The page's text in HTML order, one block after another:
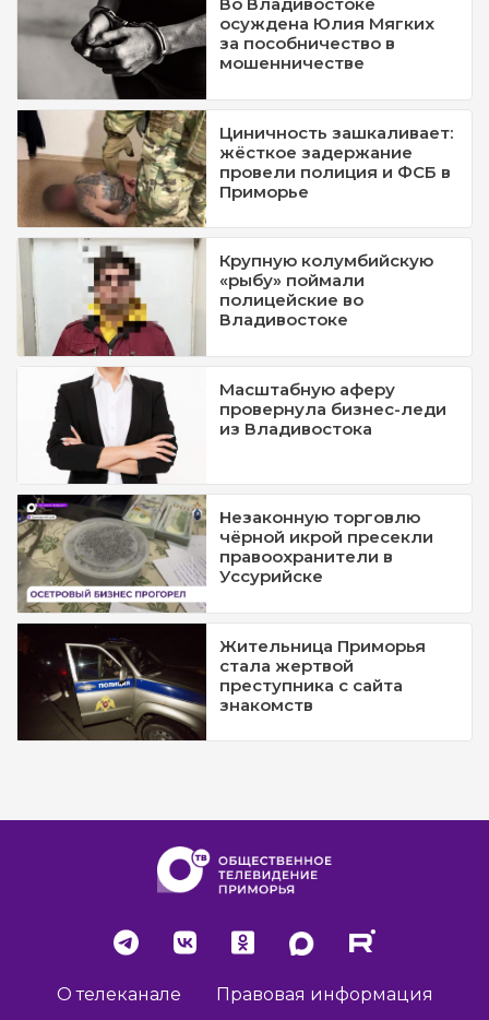
Во Владивостоке
осуждена Юлия Мягких
за пособничество в
мошенничестве
Циничность зашкаливает:
жёсткое задержание
провели полиция и ФСБ в
Приморье
Крупную колумбийскую
«рыбу» поймали
полицейские во
Владивостоке
Масштабную аферу
провернула бизнес-леди
из Владивостока
Незаконную торговлю
чёрной икрой пресекли
правоохранители в
Уссурийске
Жительница Приморья
стала жертвой
преступника с сайта
знакомств
О телеканале Правовая информация